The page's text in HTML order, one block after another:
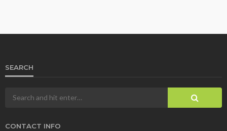
SEARCH
CONTACT INFO